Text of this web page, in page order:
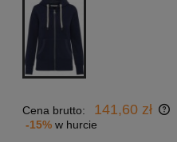
Cena brutto: 141,60 zł
-15% w hurcie